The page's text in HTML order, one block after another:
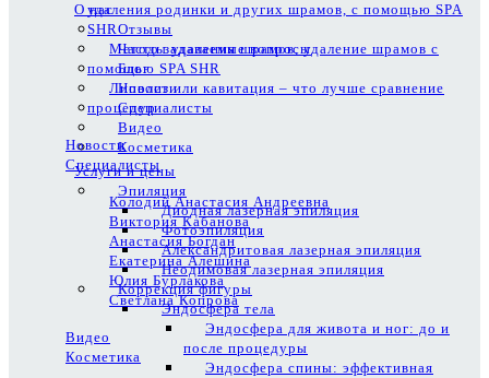
удаления родинки и других шрамов, с помощью SPA
SHR
Методы удаления шрамов, удаление шрамов с
помощью SPA SHR
Липолиз или кавитация – что лучше сравнение
процедур
Новости
Специалисты
Колодий Анастасия Андреевна
Виктория Кабанова
Анастасия Богдан
Екатерина Алешина
Юлия Бурлакова
Светлана Копрова
Видео
Косметика
О нас
Отзывы
Часто задаваемые вопросы
Блог
Новости
Специалисты
Видео
Косметика
Услуги и цены
Эпиляция
Диодная лазерная эпиляция
Фотоэпиляция
Александритовая лазерная эпиляция
Неодимовая лазерная эпиляция
Коррекция фигуры
Эндосфера тела
Эндосфера для живота и ног: до и
после процедуры
Эндосфера спины: эффективная